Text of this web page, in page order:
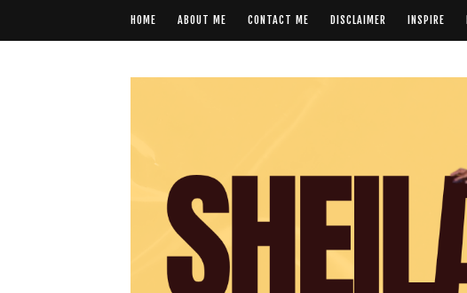
HOME ABOUT ME CONTACT ME DISCLAIMER INSPIRE